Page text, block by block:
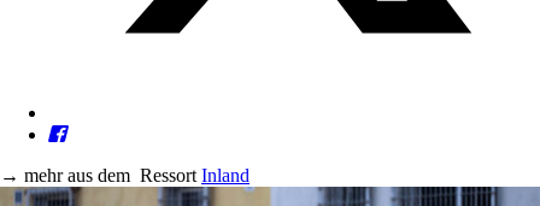
→ mehr aus dem Ressort Inland